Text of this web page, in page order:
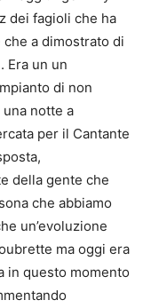
dei fagioli che ha
a dimostrato di
Era un un
di non
notte a
per il Cantante
della gente che
che abbiamo
un’evoluzione
ma oggi era
in questo momento